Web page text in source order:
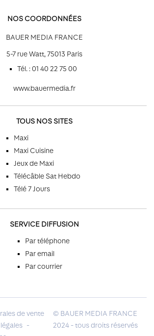
NOS COORDONNÉES
BAUER MEDIA FRANCE
5-7 rue Watt, 75013 Paris
Tél. : 01 40 22 75 00
www.bauermedia.fr
TOUS NOS SITES
Maxi
Maxi Cuisine
Jeux de Maxi
Télécâble Sat Hebdo
Télé 7 Jours
SERVICE DIFFUSION
Par téléphone
Par email
Par courrier
de vente
-
© BAUER MEDIA FRANCE
2024 - tous droits réservés